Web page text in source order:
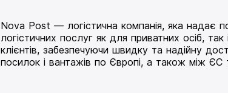
Nova Post — логістична компанія, яка надає
логістичних послуг як для приватних осіб, так
клієнтів, забезпечуючи швидку та надійну
посилок і вантажів по Європі, а також між ЄС